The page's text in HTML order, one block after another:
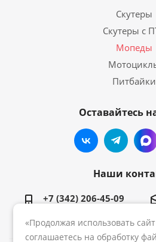
Скутеры
Скутеры с
Мопеды
Питбайки
Оставайтесь
Наши
+7 (342) 206-45-09
«Продолжая использовать
соглашаетесь на обработку